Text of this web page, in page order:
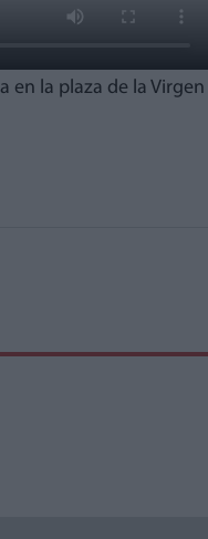
en la plaza de la Virgen